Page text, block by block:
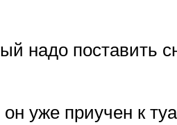
надо поставить
уже приучен к